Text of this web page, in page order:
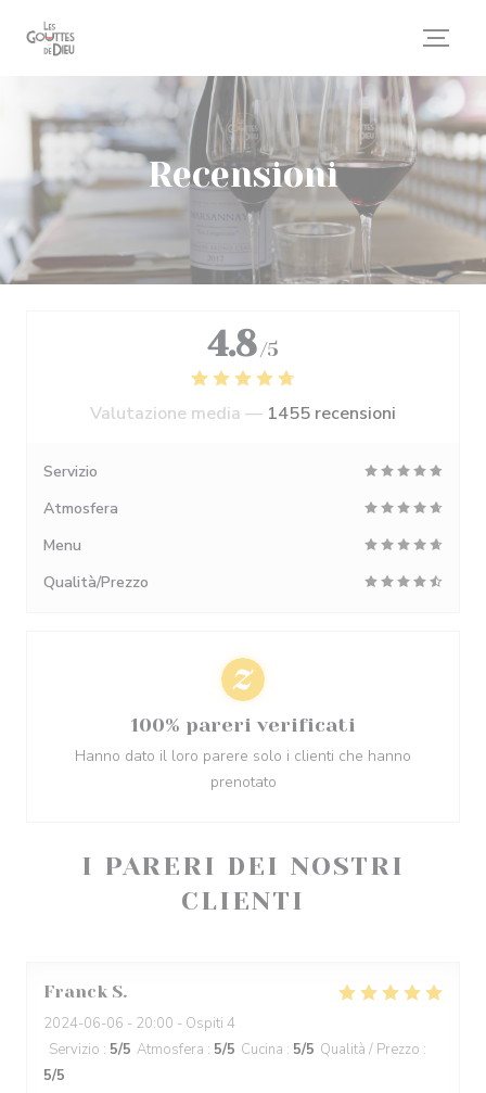
Recensioni
I PARERI DEI NOSTRI
CLIENTI
Franck S
2024-06-06 - 20:00 - Ospiti 4
Servizio : 5/5 Atmosfera : 5/5 Cucina : 5/5 Qualità / Prezzo :
5/5
4.8 /5
Valutazione media — 1455 recensioni
Servizio
Atmosfera
Menu
Qualità/Prezzo
100% pareri verificati
Hanno dato il loro parere solo i clienti che hanno
prenotato